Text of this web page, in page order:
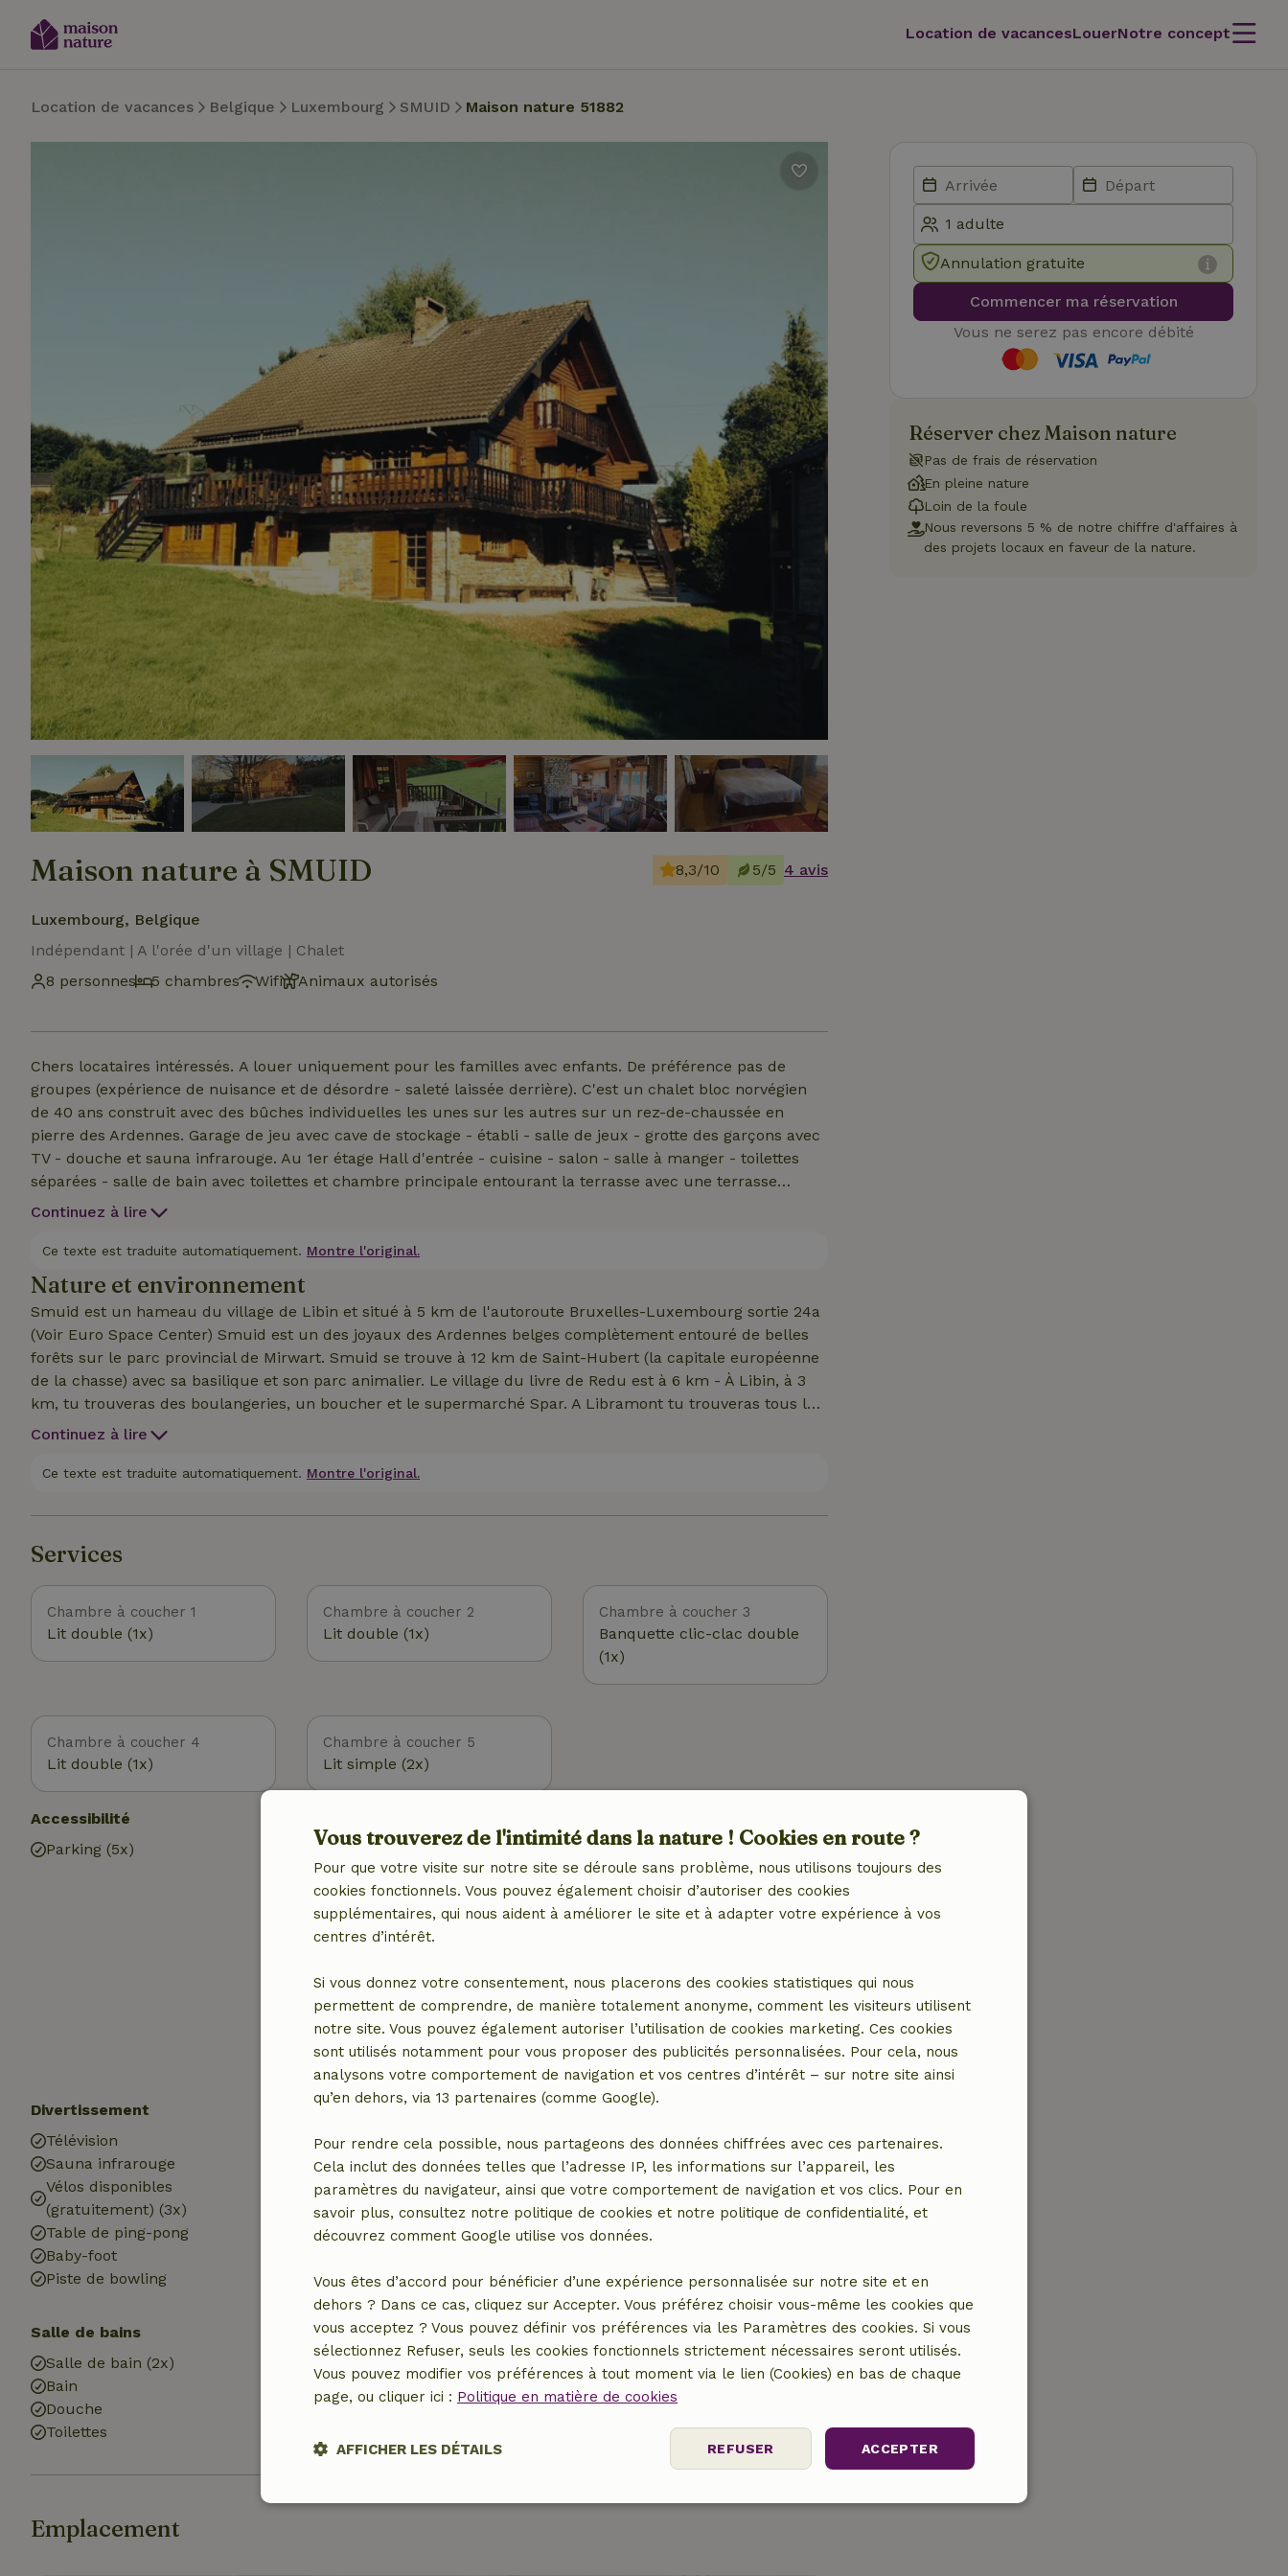
Location de vacancesLouerNotre concept
Location de vacances Belgique Luxembourg SMUID Maison nature 51882
Maison nature à SMUID
Luxembourg, Belgique
Indépendant | A l'orée d'un village | Chalet
8 personnes
5 chambres Wifi Animaux autorisés
8,3/10 5/5 4 avis
Chers locataires intéressés. A louer uniquement pour les familles avec enfants. De préférence pas de
groupes (expérience de nuisance et de désordre - saleté laissée derrière). C'est un chalet bloc norvégien
de 40 ans construit avec des bûches individuelles les unes sur les autres sur un rez-de-chaussée en
pierre des Ardennes. Garage de jeu avec cave de stockage - établi - salle de jeux - grotte des garçons avec
TV - douche et sauna infrarouge. Au 1er étage Hall d'entrée - cuisine - salon - salle à manger - toilettes
séparées - salle de bain avec toilettes et chambre principale entourant la terrasse avec une terrasse
orientée sud-est et sud-ouest. Au 2ème étage de cette Maison nature il y a 4 couchages : un avec un lit
Maison nature dispose d'un jardin de 3000 m2 avec des équipements de jeux pour les enfants - cabane
dans les arbres et terrain de pétanque, et le jardin communique directement avec la forêt provinciale.
Trois VTT sont disponibles.
Continuez à lire
Ce texte est traduite automatiquement. Montre l'original.
Nature et environnement
Smuid est un hameau du village de Libin et situé à 5 km de l'autoroute Bruxelles-Luxembourg sortie 24a
(Voir Euro Space Center) Smuid est un des joyaux des Ardennes belges complètement entouré de belles
forêts sur le parc provincial de Mirwart. Smuid se trouve à 12 km de Saint-Hubert (la capitale européenne
de la chasse) avec sa basilique et son parc animalier. Le village du livre de Redu est à 6 km - À Libin, à 3
km, tu trouveras des boulangeries, un boucher et le supermarché Spar. A Libramont tu trouveras tous les
supermarchés et magasins de gros. La Roche - Bouillon - Rochefort est à une demi-heure de route ainsi
randonnées au départ du chalet ainsi que de beaux parcours en VTT.
Continuez à lire
Ce texte est traduite automatiquement. Montre l'original.
Services
Chambre à coucher 1
Lit double (1x)
Chambre à coucher 2
Lit double (1x)
Chambre à coucher 3
Banquette clic-clac double
(1x)
Chambre à coucher 4
Lit double (1x)
Chambre à coucher 5
Lit simple (2x)
Accessibilité
Parking (5x)
Accès à Internet (WiFi)
Internet
Cheminée
Poêle à bois
Chauffage (central)
Chauffage (électrique)
Eau potable
Eau chaude
Electricité
Jardin
Jardin (clôturé)
Barbecue
Meubles de jardin
Balcon
Portes de jardin
Débarras
Divertissement
Télévision
Sauna infrarouge
Vélos disponibles
(gratuitement) (3x)
Table de ping-pong
Baby-foot
Piste de bowling
Les enfants
Chaise haute bébé (1x)
Équipements de jeux
Plaine de jeux
Cuisine
Cuisine
Lave-vaisselle
Réfrigérateur avec
compartiment congélateur
Four
Salle de bains
Salle de bain (2x)
Bain
Douche
Toilettes
Blanchisserie
Sèche-linge
Emplacement
Annulation gratuite
Commencer ma réservation
Vous ne serez pas encore débité
Réserver chez Maison nature
Pas de frais de réservation
En pleine nature
Loin de la foule
Nous reversons 5 % de notre chiffre d'affaires à
des projets locaux en faveur de la nature.
Vous trouverez de l'intimité dans la nature ! Cookies en route ?
Pour que votre visite sur notre site se déroule sans problème, nous utilisons toujours des
cookies fonctionnels. Vous pouvez également choisir d’autoriser des cookies
supplémentaires, qui nous aident à améliorer le site et à adapter votre expérience à vos
centres d’intérêt.
Si vous donnez votre consentement, nous placerons des cookies statistiques qui nous
permettent de comprendre, de manière totalement anonyme, comment les visiteurs utilisent
notre site. Vous pouvez également autoriser l’utilisation de cookies marketing. Ces cookies
sont utilisés notamment pour vous proposer des publicités personnalisées. Pour cela, nous
analysons votre comportement de navigation et vos centres d’intérêt – sur notre site ainsi
qu’en dehors, via 13 partenaires (comme Google).
Pour rendre cela possible, nous partageons des données chiffrées avec ces partenaires.
Cela inclut des données telles que l’adresse IP, les informations sur l’appareil, les
paramètres du navigateur, ainsi que votre comportement de navigation et vos clics. Pour en
savoir plus, consultez notre politique de cookies et notre politique de confidentialité, et
découvrez comment Google utilise vos données.
Vous êtes d’accord pour bénéficier d’une expérience personnalisée sur notre site et en
dehors ? Dans ce cas, cliquez sur Accepter. Vous préférez choisir vous-même les cookies que
vous acceptez ? Vous pouvez définir vos préférences via les Paramètres des cookies. Si vous
sélectionnez Refuser, seuls les cookies fonctionnels strictement nécessaires seront utilisés.
Vous pouvez modifier vos préférences à tout moment via le lien (Cookies) en bas de chaque
page, ou cliquer ici : Politique en matière de cookies
ACCEPTER
REFUSER
AFFICHER LES DÉTAILS
Strictement
Performance Ciblage Fonctionnalité